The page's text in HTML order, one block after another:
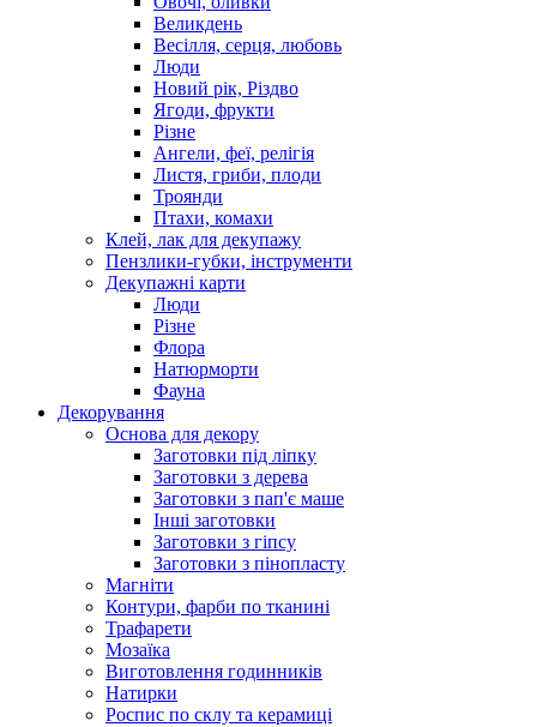
Великдень
Весілля, серця, любовь
Люди
Новий рік, Різдво
Ягоди, фрукти
Різне
Ангели, феї, релігія
Листя, гриби, плоди
Троянди
Птахи, комахи
Клей, лак для декупажу
Пензлики-губки, інструменти
Декупажні карти
Люди
Різне
Флора
Натюрморти
Фауна
Декорування
Основа для декору
Заготовки під ліпку
Заготовки з дерева
Заготовки з пап'є маше
Інші заготовки
Заготовки з гіпсу
Заготовки з пінопласту
Магніти
Контури, фарби по тканині
Трафарети
Мозаїка
Виготовлення годинників
Натирки
Роспис по склу та керамиці